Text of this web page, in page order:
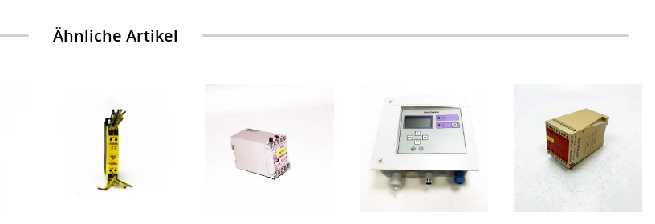
Ähnliche Artikel